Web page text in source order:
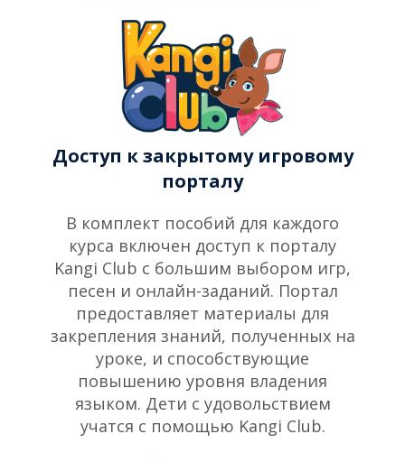
Доступ к закрытому игровому
порталу
В комплект пособий для каждого
курса включен доступ к порталу
Kangi Club с большим выбором игр,
песен и онлайн-заданий. Портал
предоставляет материалы для
закрепления знаний, полученных на
уроке, и способствующие
повышению уровня владения
языком. Дети с удовольствием
учатся с помощью Kangi Club.